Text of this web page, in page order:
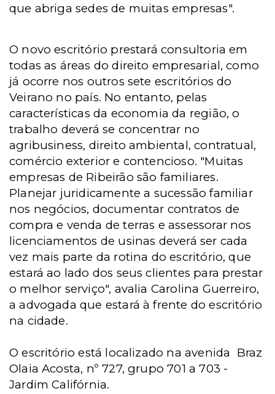
que abriga sedes de muitas empresas".
O novo escritório prestará consultoria em
todas as áreas do direito empresarial, como
já ocorre nos outros sete escritórios do
Veirano no país. No entanto, pelas
características da economia da região, o
trabalho deverá se concentrar no
agribusiness, direito ambiental, contratual,
comércio exterior e contencioso. "Muitas
empresas de Ribeirão são familiares.
Planejar juridicamente a sucessão familiar
nos negócios, documentar contratos de
compra e venda de terras e assessorar nos
licenciamentos de usinas deverá ser cada
vez mais parte da rotina do escritório, que
estará ao lado dos seus clientes para prestar
o melhor serviço", avalia Carolina Guerreiro,
a advogada que estará à frente do escritório
na cidade.
O escritório está localizado na avenida
Braz
Olaia Acosta, nº 727, grupo 701 a 703 -
Jardim Califórnia.